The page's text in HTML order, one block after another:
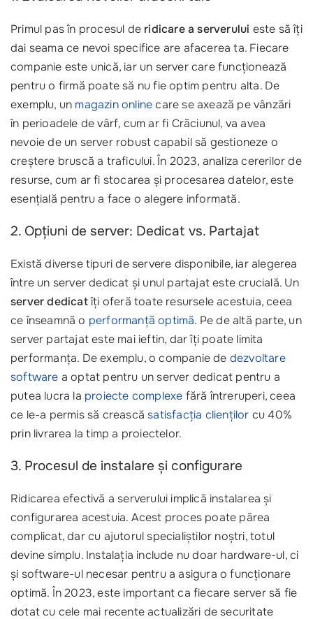
Primul pas în procesul de ridicare a serverului este să îți
dai seama ce nevoi specifice are afacerea ta. Fiecare
companie este unică, iar un server care funcționează
pentru o firmă poate să nu fie optim pentru alta. De
exemplu, un magazin onlinecare se axează pe vânzări
în perioadele de vârf, cum ar fi Crăciunul, va avea
nevoie de un server robust capabil să gestioneze o
creștere bruscă a traficului. În 2023, analiza cererilor de
resurse, cum ar fi stocarea și procesarea datelor, este
esențială pentru a face o alegere informată.
2. Opțiuni de server: Dedicat vs. Partajat
Există diverse tipuri de servere disponibile, iar alegerea
între un server dedicat și unul partajat este crucială. Un
server dedicatîți oferă toate resursele acestuia, ceea
ce înseamnă o performanță optimă. Pe de altă parte, un
server partajat este mai ieftin, dar îți poate limita
performanța. De exemplu, o companie de dezvoltare
software a optat pentru un server dedicat pentru a
putea lucra la proiecte complexe fără întreruperi, ceea
ce le-a permis să creascăsatisfacția clienților cu 40%
prin livrarea la timp a proiectelor.
3. Procesul de instalare și configurare
Ridicarea efectivă a serverului implică instalarea și
configurarea acestuia. Acest proces poate părea
complicat, dar cu ajutorul specialiștilor noștri, totul
devine simplu. Instalația include nu doar hardware-ul, ci
și software-ul necesar pentru a asigura o funcționare
optimă. În 2023, este important ca fiecare server să fie
dotat cu cele mai recente actualizări de securitate